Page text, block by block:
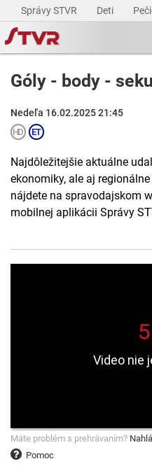
Správy STVR Deti
Góly - body -
Nedeľa 16.02.2025 21:45
Najdôležitejšie aktuálne
ekonomiky, ale aj
nájdete na spravodajskom
mobilnej aplikácii Správy
Pomoc
Máte problém s prehrávaním?